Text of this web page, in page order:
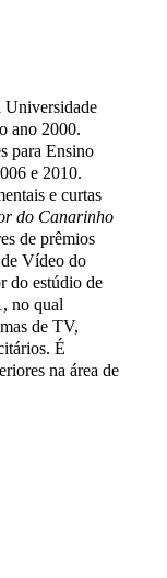
Universidade
ano 2000.
para Ensino
e 2010.
e curtas
do Canarinho
de prêmios
Vídeo do
do estúdio de
no qual
de TV,
É
na área de